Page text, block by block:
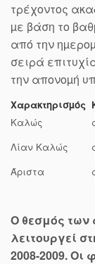
τρέχοντος
µε βάση το
από την
σειρά
την απονοµή
Χαρακτηρισµός
Καλώς
Λίαν Καλώς
Άριστα
Ο θεσμός
λειτουργεί
2008-2009. Οι